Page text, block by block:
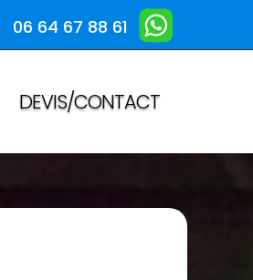
06 64 67 88 61
DEVIS/CONTACT